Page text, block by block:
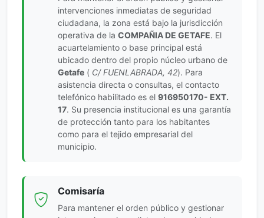
intervenciones inmediatas de seguridad
ciudadana, la zona está bajo la jurisdicción
operativa de la COMPAÑIA DE GETAFE. El
acuartelamiento o base principal está
ubicado dentro del propio núcleo urbano de
Getafe ( C/ FUENLABRADA, 42). Para
asistencia directa o consultas, el contacto
telefónico habilitado es el 916950170- EXT.
17. Su presencia institucional es una garantía
de protección tanto para los habitantes
como para el tejido empresarial del
municipio.
Comisaría
Para mantener el orden público y gestionar